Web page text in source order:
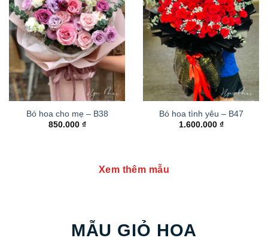
Bó hoa cho mẹ – B38
850.000 ₫
Bó hoa tình yêu – B47
1.600.000 ₫
Xem thêm mẫu
MẪU GIỎ HOA